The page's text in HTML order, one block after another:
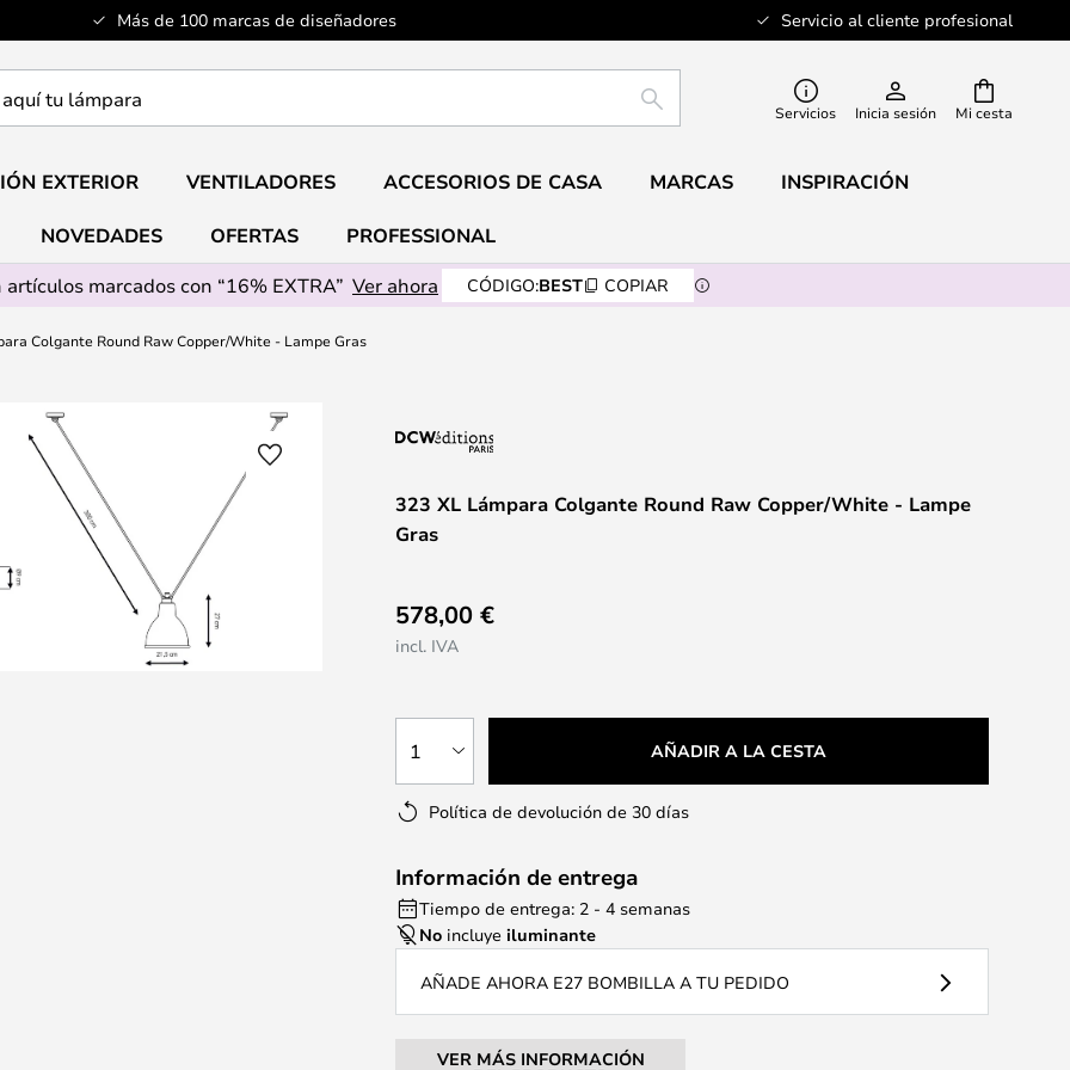
Más de 100 marcas de diseñadores Servicio al cliente profesional
Mi cesta
BUSCAR Servicios Inicia sesión
EXTERIOR VENTILADORES ACCESORIOS DE CASA MARCAS INSPIRACIÓN
NOVEDADES OFERTAS
PROFESSIONAL
artículos marcados con “16% EXTRA” Ver ahora CÓDIGO:BEST COPIAR
Colgante Round Raw Copper/White - Lampe Gras
323 XL Lámpara Colgante Round Raw Copper/White - Lampe
Gras
578,00 €
incl. IVA
1 AÑADIR A LA CESTA
Política de devolución de 30 días
Información de entrega
Tiempo de entrega: 2 - 4 semanas
No incluyeiluminante
AÑADE AHORA E27 BOMBILLA A TU PEDIDO
VER MÁS INFORMACIÓN